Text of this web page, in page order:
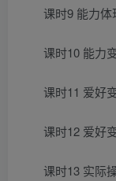
课时9 能力体
课时10 能力
课时11 爱好
课时12 爱好
课时13 实际